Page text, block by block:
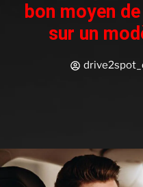
bon moyen
sur un